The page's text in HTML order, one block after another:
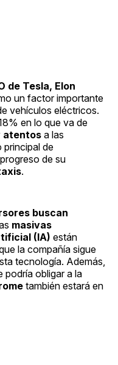
de Tesla, Elon
un factor importante
vehículos eléctricos.
en lo que va de
atentos a las
de
de su
.
buscan
masivas
(IA) están
la compañía sigue
tecnología. Además,
podría obligar a la
también estará en